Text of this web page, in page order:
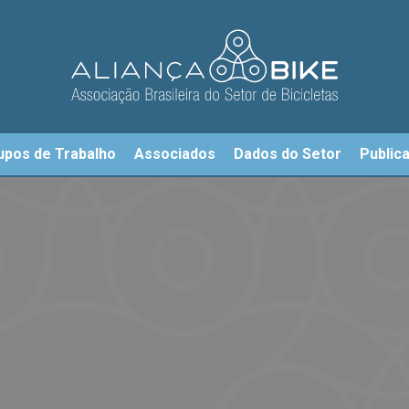
de Trabalho Associados Dados do Setor